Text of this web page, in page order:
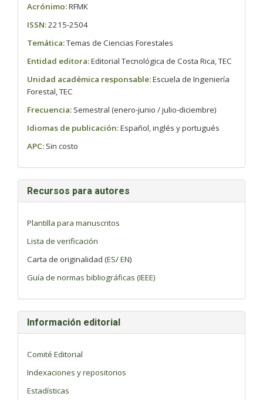
Acrónimo:RFMK
ISSN:2215-2504
Temática:Temas de Ciencias Forestales
Entidad editora:Editorial Tecnológica de Costa Rica, TEC
Unidad académica responsable:Escuela de Ingeniería
Forestal, TEC
Frecuencia: Semestral (enero-junio / julio-diciembre)
Idiomas de publicación:Español, inglés y portugués
APC: Sin costo
Recursos para autores
Plantilla para manuscritos
Lista de verificación
Carta de originalidad (ES/EN)
Guía de normas bibliográficas (IEEE)
Información editorial
Comité Editorial
Indexaciones y repositorios
Estadísticas